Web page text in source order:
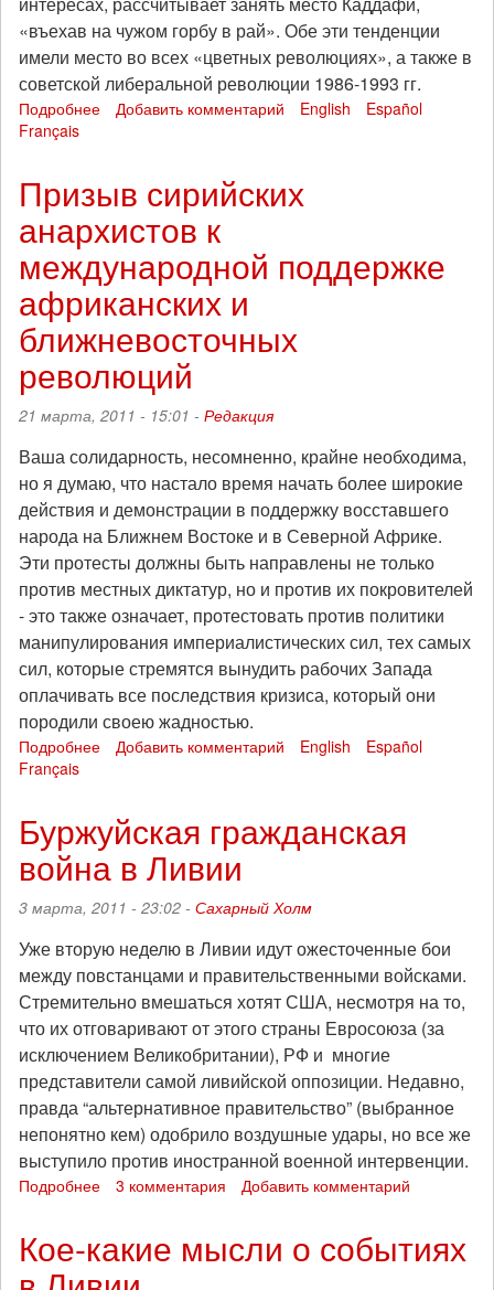
«въехав на чужом горбу в рай». Обе эти тенденции
имели место во всех «цветных революциях», а также в
советской либеральной революции 1986-1993 гг.
Подробнее
Ливии
классовой
борьбе
Добавить комментарий English
Español
Français
Призыв сирийских
анархистов к
международной поддержке
африканских и
ближневосточных
революций
21 марта, 2011 - 15:01 - Редакция
Ваша солидарность, несомненно, крайне необходима,
но я думаю, что настало время начать более широкие
действия и демонстрации в поддержку восставшего
народа на Ближнем Востоке и в Северной Африке.
Эти протесты должны быть направлены не только
против местных диктатур, но и против их покровителей
- это также означает, протестовать против политики
манипулирования империалистических сил, тех самых
сил, которые стремятся вынудить рабочих Запада
оплачивать все последствия кризиса, который они
породили своею жадностью.
Подробнее
к
международной
поддержке
африканских
ближневосточных
революций
Добавить комментарий English
Español
Français
Буржуйская гражданская
война в Ливии
3 марта, 2011 - 23:02 - Сахарный Холм
Уже вторую неделю в Ливии идут ожесточенные бои
между повстанцами и правительственными войсками.
Стремительно вмешаться хотят США, несмотря на то,
что их отговаривают от этого страны Евросоюза (за
исключением Великобритании), РФ и многие
представители самой ливийской оппозиции. Недавно,
правда “альтернативное правительство” (выбранное
непонятно кем) одобрило воздушные удары, но все же
выступило против иностранной военной интервенции.
Подробнее
война
3 комментария Добавить комментарий
Кое-какие мысли о событиях